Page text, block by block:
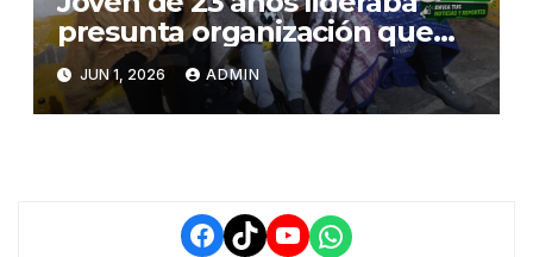
presunta organización que
robaba vehículos tras captar
clientes por redes sociales
JUN 1, 2026 ADMIN
Facebook
TikTokYouTube
WhatsApp